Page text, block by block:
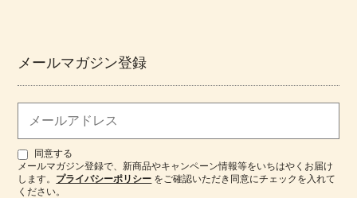
メールマガジン登録
同意する
メールマガジン登録で、新商品やキャンペーン情報等をいちはやくお届け
します。 プライバシーポリシー をご確認いただき同意にチェックを入れて
ください。